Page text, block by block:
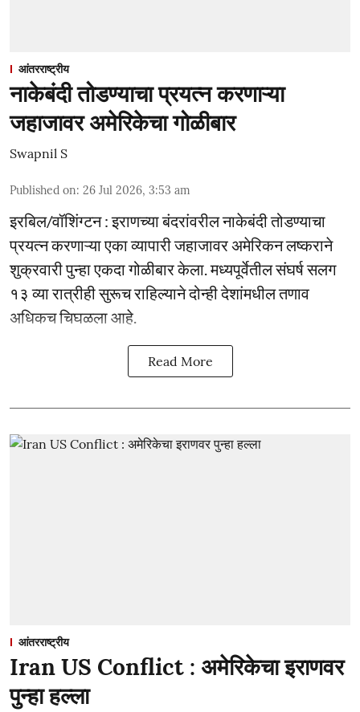
आंतरराष्ट्रीय
नाकेबंदी तोडण्याचा प्रयत्न करणाऱ्या
जहाजावर अमेरिकेचा गोळीबार
Swapnil S
Published on: 26 Jul 2026, 3:53 am
इरबिल/वॉशिंग्टन : इराणच्या बंदरांवरील नाकेबंदी तोडण्याचा
प्रयत्न करणाऱ्या एका व्यापारी जहाजावर अमेरिकन लष्कराने
शुक्रवारी पुन्हा एकदा गोळीबार केला. मध्यपूर्वेतील संघर्ष सलग
१३ व्या रात्रीही सुरूच राहिल्याने दोन्ही देशांमधील तणाव
अधिकच चिघळला आहे.
Read More
आंतरराष्ट्रीय
Iran US Conflict : अमेरिकेचा इराणवर
पुन्हा हल्ला